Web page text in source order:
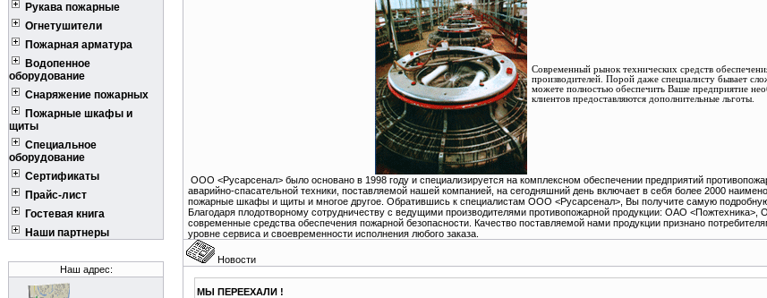
Рукава пожарные
Огнетушители
Пожарная арматура
Водопенное
оборудование
Снаряжение пожарных
Пожарные шкафы и
щиты
Специальное
оборудование
Сертификаты
Прайс-лист
Гостевая книга
Наши партнеры
Наш адрес:
Современный рынок технических средств
производителей. Порой даже специалисту бывает
можете полностью обеспечить Ваше предприятие
клиентов предоставляются дополнительные льготы.
ООО <Русарсенал> было основано в 1998 году и специализируется на комплексном обеспечении предприятий
аварийно-спасательной техники, поставляемой нашей компанией, на сегодняшний день включает в себя более 2000
пожарные шкафы и щиты и многое другое. Обратившись к специалистам ООО <Русарсенал>, Вы получите самую
Благодаря плодотворному сотрудничеству с ведущими производителями противопожарной продукции: ОАО
современные средства обеспечения пожарной безопасности. Качество поставляемой нами продукции признано
уровне сервиса и своевременности исполнения любого заказа.
Новости
МЫ ПЕРЕЕХАЛИ !